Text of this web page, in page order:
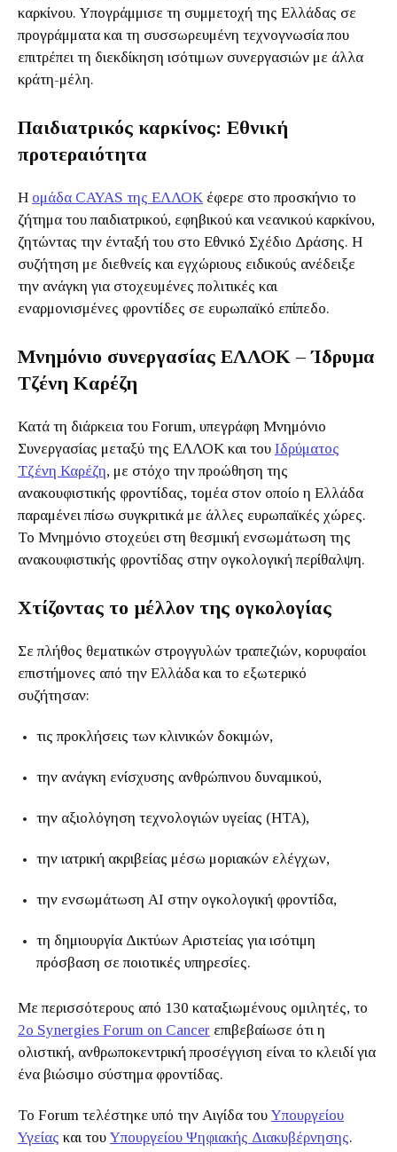
καρκίνου. Υπογράμμισε τη συμμετοχή της Ελλάδας σε
προγράμματα και τη συσσωρευμένη τεχνογνωσία που
επιτρέπει τη διεκδίκηση ισότιμων συνεργασιών με άλλα
κράτη-μέλη.
Παιδιατρικός καρκίνος: Εθνική
προτεραιότητα
Η ομάδα CAYAS της ΕΛΛΟΚ έφερε στο προσκήνιο το
ζήτημα του παιδιατρικού, εφηβικού και νεανικού καρκίνου,
ζητώντας την ένταξή του στο Εθνικό Σχέδιο Δράσης. Η
συζήτηση με διεθνείς και εγχώριους ειδικούς ανέδειξε
την ανάγκη για στοχευμένες πολιτικές και
εναρμονισμένες φροντίδες σε ευρωπαϊκό επίπεδο.
Μνημόνιο συνεργασίας ΕΛΛΟΚ – Ίδρυμα
Τζένη Καρέζη
Κατά τη διάρκεια του Forum, υπεγράφη Μνημόνιο
Συνεργασίας μεταξύ της ΕΛΛΟΚ και του Ιδρύματος
Τζένη Καρέζη, με στόχο την προώθηση της
ανακουφιστικής φροντίδας, τομέα στον οποίο η Ελλάδα
παραμένει πίσω συγκριτικά με άλλες ευρωπαϊκές χώρες.
Το Μνημόνιο στοχεύει στη θεσμική ενσωμάτωση της
ανακουφιστικής φροντίδας στην ογκολογική περίθαλψη.
Χτίζοντας το μέλλον της ογκολογίας
Σε πλήθος θεματικών στρογγυλών τραπεζιών, κορυφαίοι
επιστήμονες από την Ελλάδα και το εξωτερικό
συζήτησαν:
τις προκλήσεις των κλινικών δοκιμών,
την ανάγκη ενίσχυσης ανθρώπινου δυναμικού,
την αξιολόγηση τεχνολογιών υγείας (HTA),
την ιατρική ακριβείας μέσω μοριακών ελέγχων,
την ενσωμάτωση AI στην ογκολογική φροντίδα,
τη δημιουργία Δικτύων Αριστείας για ισότιμη
πρόσβαση σε ποιοτικές υπηρεσίες.
Με περισσότερους από 130 καταξιωμένους ομιλητές, το
2ο Synergies Forum on Cancer επιβεβαίωσε ότι η
ολιστική, ανθρωποκεντρική προσέγγιση είναι το κλειδί για
ένα βιώσιμο σύστημα φροντίδας.
Το Forum τελέστηκε υπό την Αιγίδα του Υπουργείου
Υγείας και του Υπουργείου Ψηφιακής Διακυβέρνησης.